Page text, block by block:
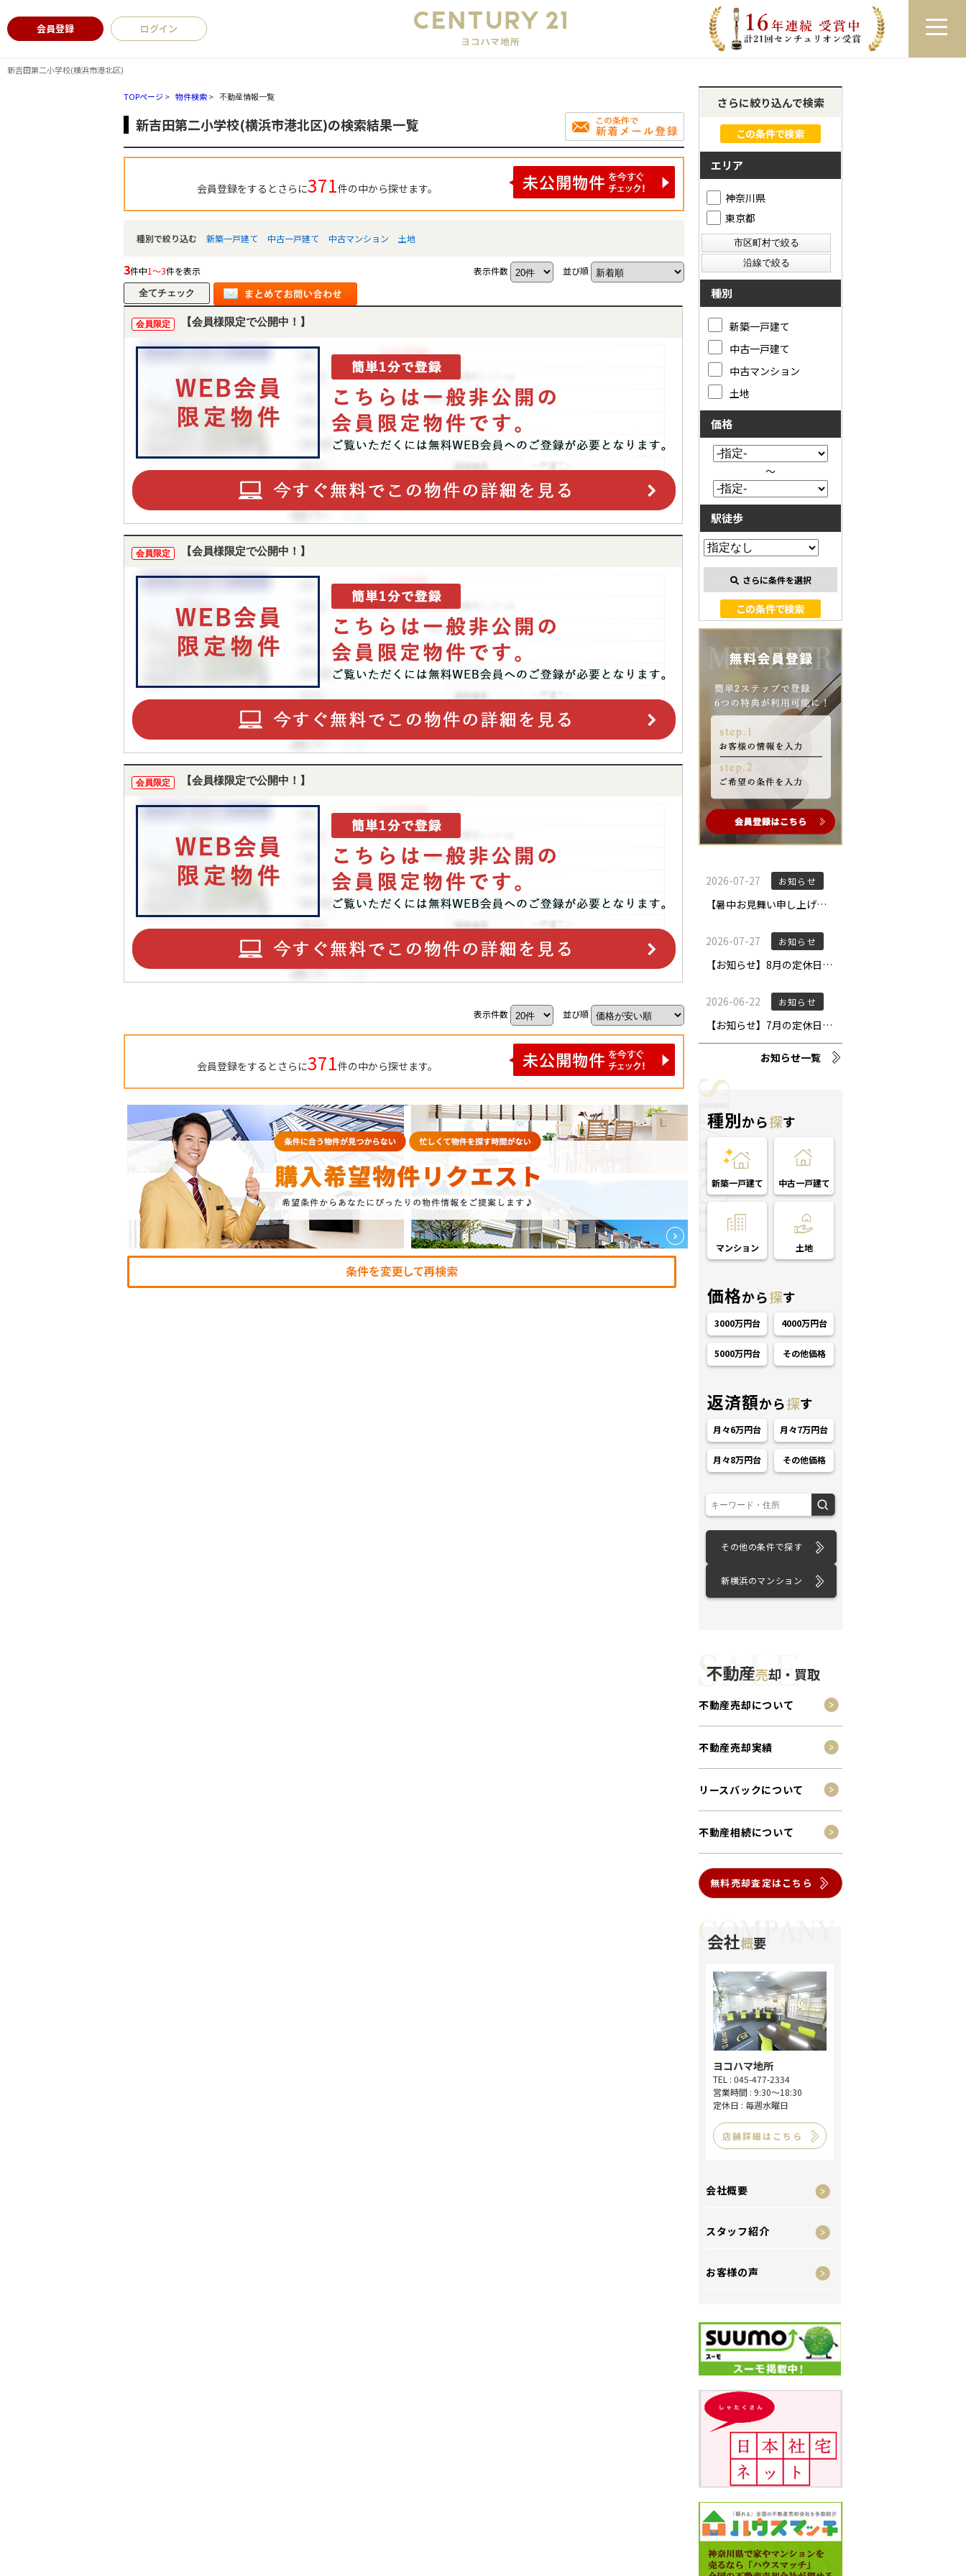
新吉田第二小学校(横浜市港北区)
会員登録 ログイン ログイン 来店予約 LINEで相談
TOPページ> 物件検索> 不動産情報一覧
新吉田第二小学校(横浜市港北区)の検索結果一覧
会員登録をするとさらに371件の中から探せます。
種別で絞り込む 新築一戸建て 中古一戸建て 中古マンション 土地
3件中1～3件を表示 表示件数 並び順
会員限定 【会員様限定で公開中！】
会員限定 【会員様限定で公開中！】
会員限定 【会員様限定で公開中！】
表示件数 並び順
会員登録をするとさらに371件の中から探せます。
さらに絞り込んで検索
エリア
神奈川県
東京都
種別
新築一戸建て
中古一戸建て
中古マンション
土地
価格
～
駅徒歩
さらに条件を選択
お知らせ一覧
種別から探す
新築一戸建て 中古一戸建て
マンション 土地
価格から探す
3000万円台 4000万円台
5000万円台 その他価格
返済額から探す
月々6万円台 月々7万円台
月々8万円台 その他価格
その他の条件で探す
新横浜のマンション
不動産売却・買取
不動産売却について
不動産売却実績
リースバックについて
不動産相続について
無料売却査定はこちら
会社概要
ヨコハマ地所
TEL : 045-477-2334
営業時間 : 9:30～18:30
定休日 : 毎週水曜日
店舗詳細はこちら
会社概要
スタッフ紹介
お客様の声